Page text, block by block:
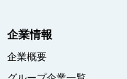
企業情報
企業概要